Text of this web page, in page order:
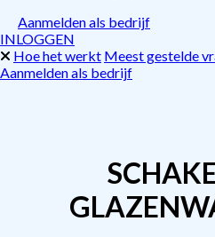
Aanmelden als bedrijf
INLOGGEN
Hoe het werkt Meest gestelde
Aanmelden als bedrijf